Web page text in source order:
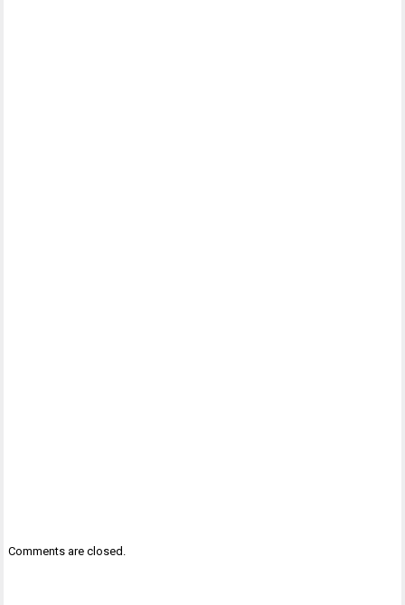
Comments are closed.